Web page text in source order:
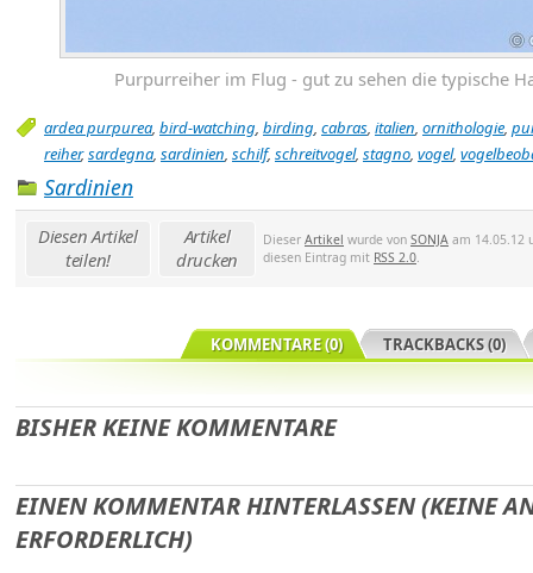
Purpurreiher im Flug - gut zu sehen die typische
ardea purpurea, bird-watching, birding, cabras, italien, ornithologie,
reiher,sardegna, sardinien, schilf, schreitvogel, stagno, vogel,
Sardinien
Diesen Artikel
teilen!
Artikel
drucken
Dieser Artikel wurde von SONJA am 14.05.12
diesen Eintrag mit RSS 2.0
TRACKBACKS (0)
KOMMENTARE (0)
BISHER KEINE KOMMENTARE
EINEN KOMMENTAR HINTERLASSEN (KEINE
ERFORDERLICH)